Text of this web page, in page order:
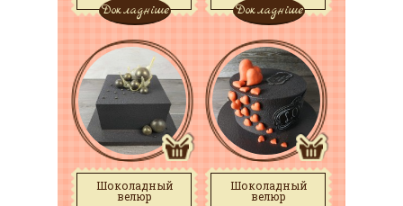
Докладніше Докладніше
Шоколадный
велюр
Шоколадный
велюр